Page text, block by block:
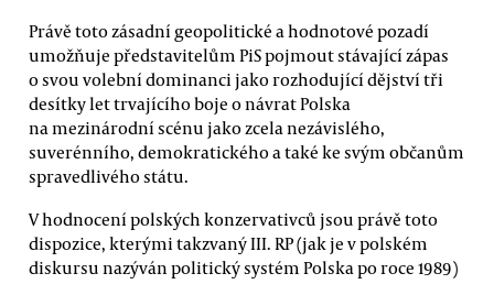
Právě toto zásadní geopolitické a hodnotové pozadí
umožňuje představitelům PiS pojmout stávající zápas
o svou volební dominanci jako rozhodující dějství tři
desítky let trvajícího boje o návrat Polska
na mezinárodní scénu jako zcela nezávislého,
suverénního, demokratického a také ke svým občanům
spravedlivého státu.
V hodnocení polských konzervativců jsou právě toto
dispozice, kterými takzvaný III. RP (jak je v polském
diskursu nazýván politický systém Polska po roce 1989)